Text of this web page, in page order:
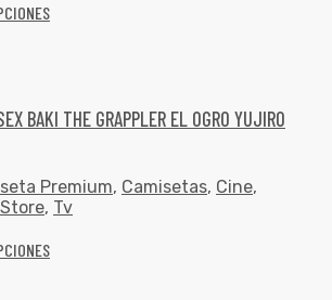
BAKI THE GRAPPLER EL OGRO YUJIRO
Premium, Camisetas, Cine,
, Tv